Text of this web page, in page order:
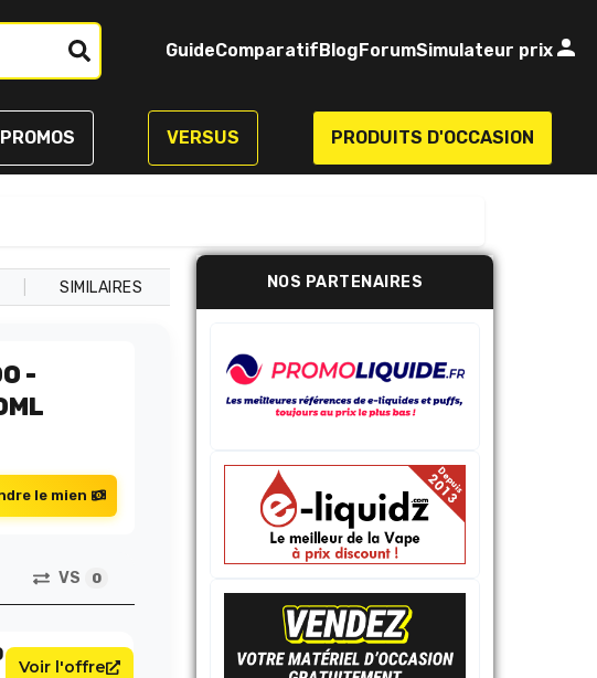
GuideComparatifBlogForumSimulateur prix
VERSUS PRODUITS D'OCCASION
SIMILAIRES
-
le mien
VS 0
Voir l'offre
NOS PARTENAIRES